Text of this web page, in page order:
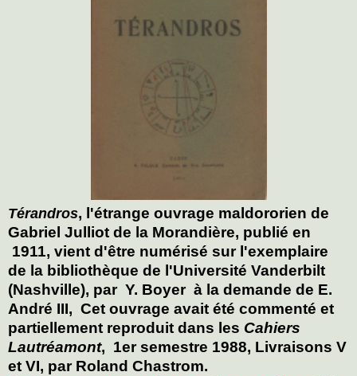
Térandros, l'étrange ouvrage maldororien de
Gabriel Julliot de la Morandière, publié en
1911, vient d'être numérisé sur l'exemplaire
de la bibliothèque de l'Université Vanderbilt
(Nashville), par Y. Boyer à la demande de E.
André III, Cet ouvrage avait été commenté et
partiellement reproduit dans les Cahiers
Lautréamont, 1er semestre 1988, Livraisons V
et VI, par Roland Chastrom.